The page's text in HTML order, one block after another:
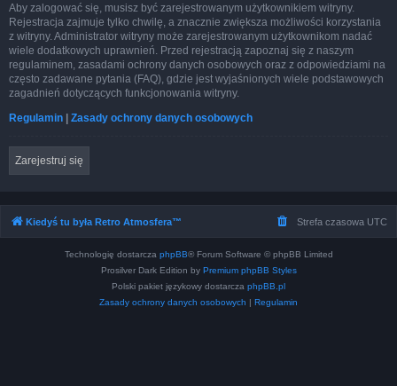
Aby zalogować się, musisz być zarejestrowanym użytkownikiem witryny.
Rejestracja zajmuje tylko chwilę, a znacznie zwiększa możliwości korzystania
z witryny. Administrator witryny może zarejestrowanym użytkownikom nadać
wiele dodatkowych uprawnień. Przed rejestracją zapoznaj się z naszym
regulaminem, zasadami ochrony danych osobowych oraz z odpowiedziami na
często zadawane pytania (FAQ), gdzie jest wyjaśnionych wiele podstawowych
zagadnień dotyczących funkcjonowania witryny.
Regulamin | Zasady ochrony danych osobowych
Zarejestruj się
Kiedyś tu była Retro Atmosfera™ Strefa czasowa UTC
Technologię dostarcza phpBB® Forum Software © phpBB Limited
Prosilver Dark Edition by Premium phpBB Styles
Polski pakiet językowy dostarcza phpBB.pl
Zasady ochrony danych osobowych | Regulamin